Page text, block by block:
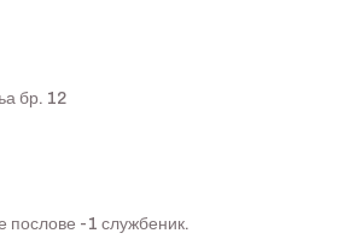
бр. 12
послове -1 службеник.